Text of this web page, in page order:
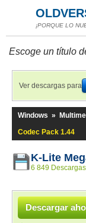
¡PORQUE LO
Escoge un título
Ver descargas para
Windows »
Codec Pack 1.44
K-Lite
6 849 Descargas
Descargar